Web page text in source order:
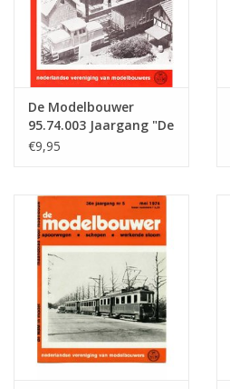
De Modelbouwer
95.74.003 Jaargang "De
Modelbouwer" Editie :
€9,95